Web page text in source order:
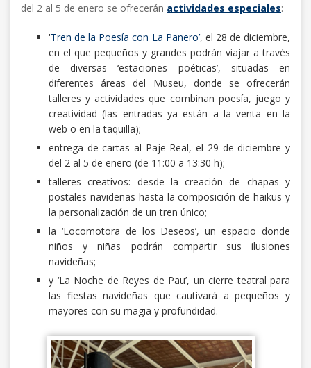
del 2 al 5 de enero se ofrecerán actividades especiales:
'Tren de la Poesía con La Panero’, el 28 de diciembre,
en el que pequeños y grandes podrán viajar a través
de diversas ‘estaciones poéticas’, situadas en
diferentes áreas del Museu, donde se ofrecerán
talleres y actividades que combinan poesía, juego y
creatividad (las entradas ya están a la venta en la
web o en la taquilla);
entrega de cartas al Paje Real, el 29 de diciembre y
del 2 al 5 de enero (de 11:00 a 13:30 h);
talleres creativos: desde la creación de chapas y
postales navideñas hasta la composición de haikus y
la personalización de un tren único;
la ‘Locomotora de los Deseos’, un espacio donde
niños y niñas podrán compartir sus ilusiones
navideñas;
y ‘La Noche de Reyes de Pau’, un cierre teatral para
las fiestas navideñas que cautivará a pequeños y
mayores con su magia y profundidad.